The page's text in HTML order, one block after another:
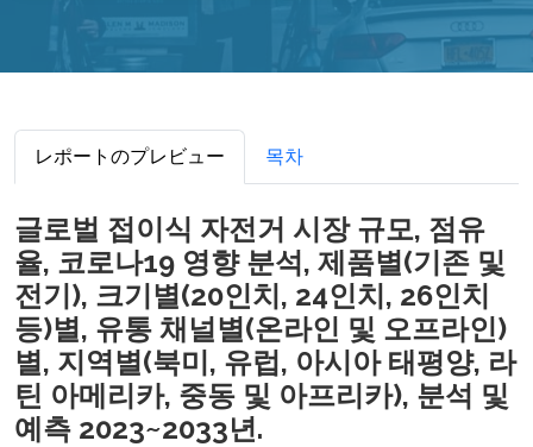
レポートのプレビュー 목차
글로벌 접이식 자전거 시장 규모, 점유
율, 코로나19 영향 분석, 제품별(기존 및
전기), 크기별(20인치, 24인치, 26인치
등)별, 유통 채널별(온라인 및 오프라인)
별, 지역별(북미, 유럽, 아시아 태평양, 라
틴 아메리카, 중동 및 아프리카), 분석 및
예측 2023~2033년.